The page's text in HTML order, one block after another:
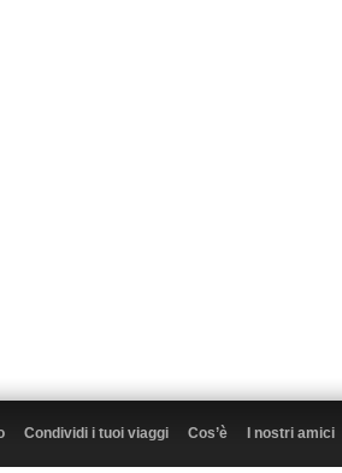
Condividi i tuoi viaggi Cos’è I nostri amici